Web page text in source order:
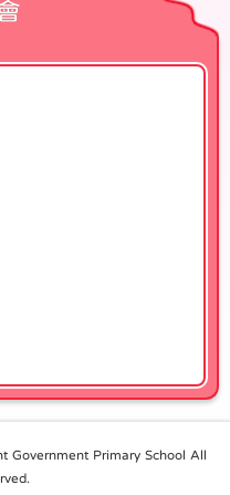
Government Primary School All